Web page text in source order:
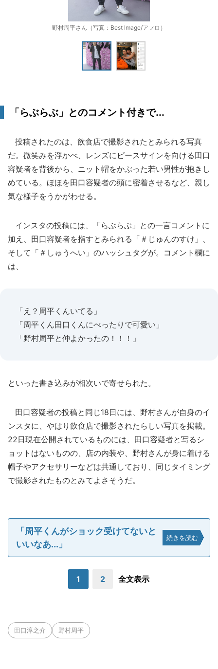
野村周平さん（写真：Best Image/アフロ）
「らぶらぶ」とのコメント付きで...
投稿されたのは、飲食店で撮影されたとみられる写真
だ。微笑みを浮かべ、レンズにピースサインを向ける田口
容疑者を背後から、ニット帽をかぶった若い男性が抱きし
めている。ほほを田口容疑者の頭に密着させるなど、親し
気な様子をうかがわせる。
インスタの投稿には、「らぶらぶ」との一言コメントに
加え、田口容疑者を指すとみられる「＃じゅんのすけ」、
そして「＃しゅうへい」のハッシュタグが。コメント欄に
は、
「え？周平くんいてる」
「周平くん田口くんにべったりで可愛い」
「野村周平と仲よかったの！！！」
といった書き込みが相次いで寄せられた。
田口容疑者の投稿と同じ18日には、野村さんが自身のイ
ンスタに、やはり飲食店で撮影されたらしい写真を掲載。
22日現在公開されているものには、田口容疑者と写るシ
ョットはないものの、店の内装や、野村さんが身に着ける
帽子やアクセサリーなどは共通しており、同じタイミング
で撮影されたものとみてよさそうだ。
「周平くんがショック受けてないと
いいなあ...」
続きを読む
1 2 全文表示
田口淳之介 野村周平